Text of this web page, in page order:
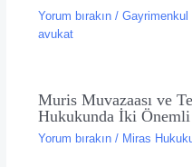
Yorum bırakın / Gayrimenkul
avukat
Muris Muvazaası ve
Hukukunda İki
Yorum bırakın / Miras